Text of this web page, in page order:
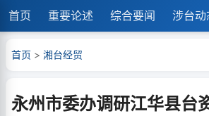
首页 重要论述 综合要闻 涉台动
首页 > 湘台经贸
永州市委办调研江华县台